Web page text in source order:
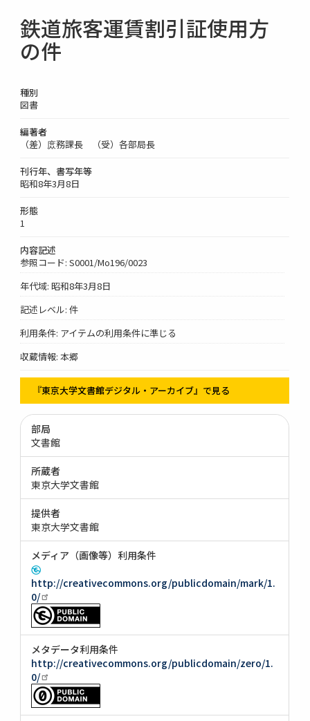
鉄道旅客運賃割引証使用方
の件
種別
図書
編著者
（差）庻務課長 （受）各部局長
刊行年、書写年等
昭和8年3月8日
形態
1
内容記述
参照コード: S0001/Mo196/0023
年代域: 昭和8年3月8日
記述レベル: 件
利用条件: アイテムの利用条件に準じる
収蔵情報: 本郷
『東京大学文書館デジタル・アーカイブ』で見る
部局
文書館
所蔵者
東京大学文書館
提供者
東京大学文書館
メディア（画像等）利用条件
http://creativecommons.org/publicdomain/mark/1.
0/
メタデータ利用条件
http://creativecommons.org/publicdomain/zero/1.
0/